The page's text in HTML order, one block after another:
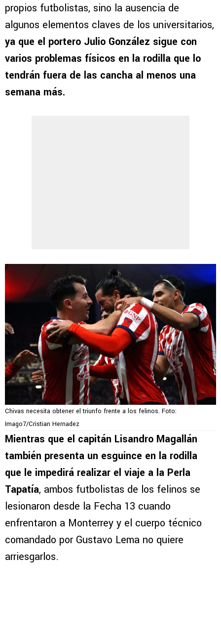
propios futbolistas, sino la ausencia de
algunos elementos claves de los universitarios,
ya que el portero Julio González sigue con
varios problemas físicos en la rodilla que lo
tendrán fuera de las cancha al menos una
semana más.
Chivas necesita obtener el triunfo frente a los felinos. Foto:
Imago7/Cristian Hernadez
Mientras que el capitán Lisandro Magallán
también presenta un esguince en la rodilla
que le impedirá realizar el viaje a la Perla
Tapatía, ambos futbolistas de los felinos se
lesionaron desde la Fecha 13 cuando
enfrentaron a Monterrey y el cuerpo técnico
comandado por Gustavo Lema no quiere
arriesgarlos.